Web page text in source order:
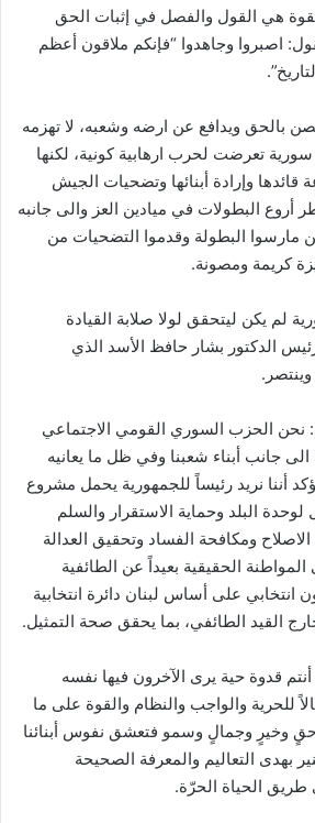
هي القول والفصل في إثبات الحق
اصبروا وجاهدوا “فإنكم ملاقون أعظم
بالحق ويدافع عن ارضه وشعبه، لا تهزمه
تعرضت لحرب ارهابية كونية، لكنها
وإرادة أبنائها وتضحيات الجيش
البطولات في ميادين العز والى جانبه
مارسوا البطولة وقدموا التضحيات من
كريمة ومصونة.
لم يكن ليتحقق لولا صلابة القيادة
الدكتور بشار حافظ الأسد الذي
نحن الحزب السوري القومي الاجتماعي
الى جانب أبناء شعبنا وفي ظل ما يعانيه
أننا نريد رئيساً للجمهورية يحمل مشروع
لوحدة البلد وحماية الاستقرار والسلم
ومكافحة الفساد وتحقيق العدالة
الحقيقية بعيداً عن الطائفية
انتخابي على أساس لبنان دائرة انتخابية
القيد الطائفي، بما يحقق صحة التمثيل.
أنتم قدوة حية يرى الآخرون فيها نفسه
للحرية والواجب والنظام والقوة على ما
وخيرٍ وجمالٍ وسمو فتعشق نفوس أبنائنا
بهدى التعاليم والمعرفة الصحيحة
طريق الحياة الحرّة.